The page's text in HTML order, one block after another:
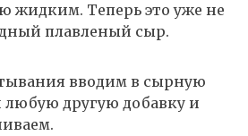
жидким. Теперь это уже не
плавленый сыр.
вводим в сырную
любую другую добавку и